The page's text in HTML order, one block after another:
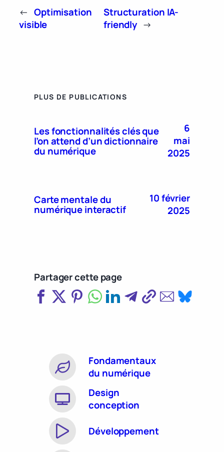
← Optimisation
visible
Structuration IA-
friendly →
PLUS DE PUBLICATIONS
Les fonctionnalités clés que
l’on attend d’un dictionnaire
du numérique
6
mai
2025
Carte mentale du
numérique interactif
10 février
2025
Partager cette page
Fondamentaux
du numérique
Design
conception
Développement